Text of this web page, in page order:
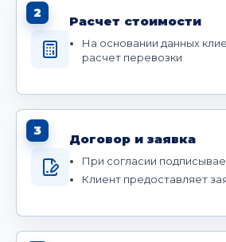
2
Расчет стоимости
На основании данных
расчет перевозки
3
Договор и заявка
При согласии
Клиент предоставляет